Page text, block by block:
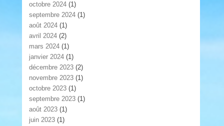
octobre 2024 (1)
septembre 2024 (1)
août 2024 (1)
avril 2024 (2)
mars 2024 (1)
janvier 2024 (1)
décembre 2023 (2)
novembre 2023 (1)
octobre 2023 (1)
septembre 2023 (1)
août 2023 (1)
juin 2023 (1)